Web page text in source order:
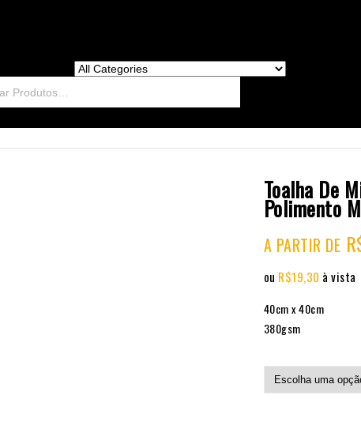
Toalha De
Polimento
A PARTIR DE
ou R$19,30 à vista
40cm x 40cm
380gsm